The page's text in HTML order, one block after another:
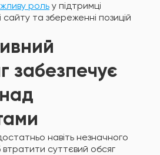
роль у підтримці
сайту та збереженні позицій
забезпечує
навіть незначного
втратити суттєвий обсяг